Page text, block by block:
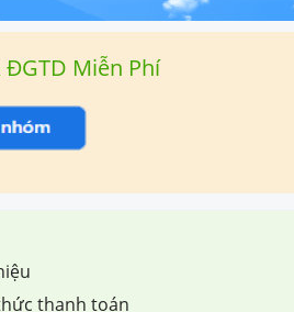
Miễn Phí
thanh toán